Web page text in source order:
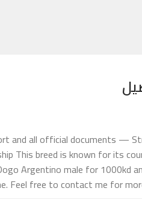
and all official documents —
This breed is known for its
Argentino male for 1000kd
Feel free to contact me for